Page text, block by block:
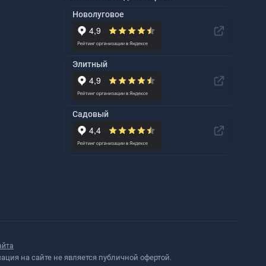
Новолуговое
Элитный
Садовый
на сайте не является публичной офертой.